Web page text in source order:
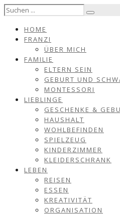
HOME
FRANZI
ÜBER MICH
FAMILIE
ELTERN SEIN
GEBURT UND
MONTESSORI
LIEBLINGE
GESCHENKE &
HAUSHALT
WOHLBEFINDEN
SPIELZEUG
KINDERZIMMER
KLEIDERSCHRANK
LEBEN
REISEN
ESSEN
KREATIVITÄT
ORGANISATION